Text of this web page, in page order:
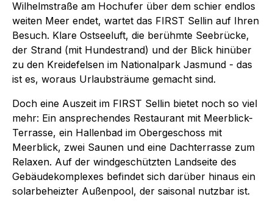
Wilhelmstraße am Hochufer über dem schier endlos
weiten Meer endet, wartet das FIRST Sellin auf Ihren
Besuch. Klare Ostseeluft, die berühmte Seebrücke,
der Strand (mit Hundestrand) und der Blick hinüber
zu den Kreidefelsen im Nationalpark Jasmund - das
ist es, woraus Urlaubsträume gemacht sind.
Doch eine Auszeit im FIRST Sellin bietet noch so viel
mehr: Ein ansprechendes Restaurant mit Meerblick-
Terrasse, ein Hallenbad im Obergeschoss mit
Meerblick, zwei Saunen und eine Dachterrasse zum
Relaxen. Auf der windgeschützten Landseite des
Gebäudekomplexes befindet sich darüber hinaus ein
solarbeheizter Außenpool, der saisonal nutzbar ist.